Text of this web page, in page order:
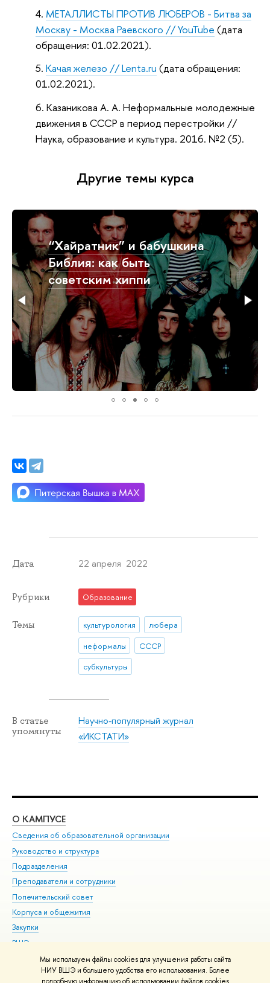
Мы используем файлы cookies для улучшения работы сайта
НИУ ВШЭ и большего удобства его использования. Более
МЕТАЛЛИСТЫ ПРОТИВ ЛЮБЕРОВ - Битва за
Москву - Москва Раевского // YouTube (дата
обращения: 01.02.2021).
Качая железо // Lenta.ru (дата обращения:
01.02.2021).
Казаникова А. А. Неформальные молодежные
движения в СССР в период перестройки //
Наука, образование и культура. 2016. №2 (5).
Другие темы курса
“Бляха-муха, панк-рок!”:
как быть советским
панком
Дата 22 апреля 2022
Рубрики Образование
Темы культурология
любера
неформалы
СССР
субкультуры
В статье
упомянуты
Научно-популярный журнал
«ИКСТАТИ»
О КАМПУСЕ
Сведения об образовательной организации
Руководство и структура
Подразделения
Преподаватели и сотрудники
Попечительский совет
Корпуса и общежития
Закупки
ВШЭ для студентов с ограниченными возможностями
здоровья и инвалидностью
Версия для слабовидящих